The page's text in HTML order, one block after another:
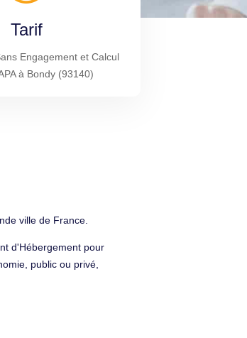
Tarif
Engagement et Calcul
à Bondy (93140)
ville de France.
d'Hébergement pour
public ou privé,